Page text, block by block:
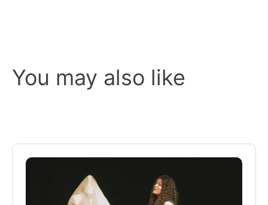
You may also like